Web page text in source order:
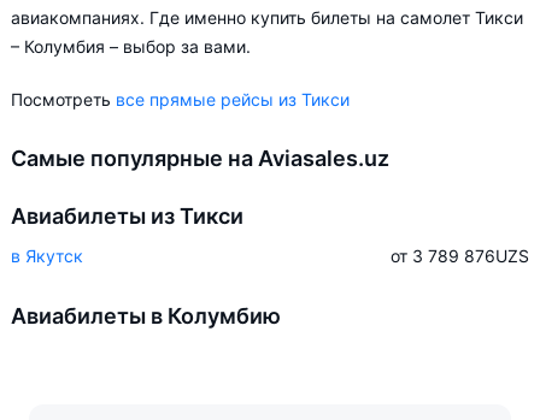
авиакомпаниях. Где именно купить билеты на самолет Тикси
– Колумбия – выбор за вами.
Посмотреть все прямые рейсы из Тикси
Самые популярные на Aviasales.uz
Авиабилеты из Тикси
в Якутск от 3 789 876UZS
Авиабилеты в Колумбию